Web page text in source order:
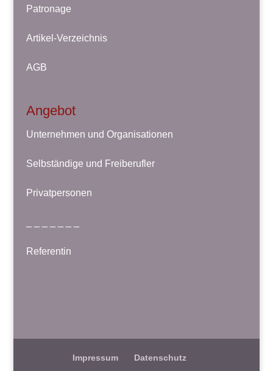
Patronage
Artikel-Verzeichnis
AGB
Angebot
Unternehmen und Organisationen
Selbständige und Freiberufler
Privatpersonen
Referentin
Impressum Datenschutz